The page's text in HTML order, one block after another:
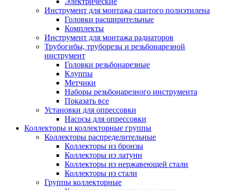
Инструмент для монтажа сшитого полиэтилена
Головки расширительные
Комплекты
Инструмент для монтажа радиаторов
Трубогибы, труборезы и резьбонарезной
инструмент
Головки резьбонарезные
Клуппы
Метчики
Наборы резьбонарезного инструмента
Показать все
Установки для опрессовки
Насосы для опрессовки
Коллекторы и коллекторные группы
Коллекторы распределительные
Коллекторы из бронзы
Коллекторы из латуни
Коллекторы из нержавеющей стали
Коллекторы из стали
Группы коллекторные